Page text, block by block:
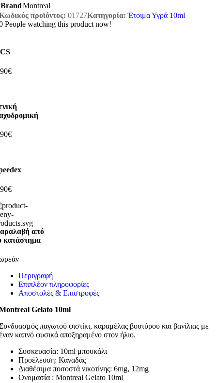
BrandMontreal
προϊόντος: 01727Κατηγορία: Έτοιμα Υγρά 10ml
People watching this product now!
από
κατάστημα
Περιγραφή
Επιπλέον πληροφορίες
Αποστολές & Επιστροφές
Gelato 10ml
παγωτού φιστίκι, καραμέλας βουτύρου και βανίλιας με
καπνό φυσικά αποξηραμένο στον ήλιο.
Συσκευασία: 10ml μπουκάλι
Προέλευση: Καναδάς
Διαθέσιμα ποσοστά νικοτίνης: 6mg, 12mg
Ονομασία : Montreal Gelato 10ml